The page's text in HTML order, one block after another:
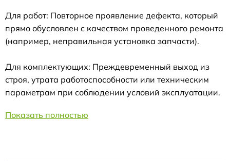
Для работ: Повторное проявление дефекта, который
прямо обусловлен с качеством проведенного ремонта
(например, неправильная установка запчасти).
Для комплектующих: Преждевременный выход из
строя, утрата работоспособности или техническим
параметрам при соблюдении условий эксплуатации.
Показать полностью